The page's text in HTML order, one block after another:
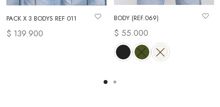
PACK X 3 BODYS REF 011
$ 139.900
BODY (REF.069)
$ 55.000